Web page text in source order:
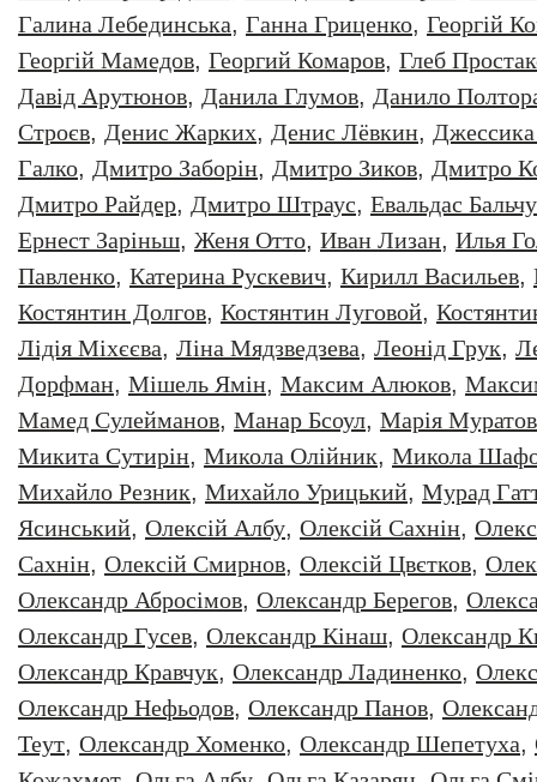
Галина Лебединська, Ганна Гриценко, Георгiй
Георгій Мамедов, Георгий Комаров, Глеб
Давiд Арутюнов, Данила Глумов, Данило
Строєв, Денис Жарких, Денис Лёвкин,
Галко, Дмитро Заборiн, Дмитро Зиков, Дмитро
Дмитро Райдер, Дмитро Штраус, Евальдас
Ернест Заріньш, Женя Отто, Иван Лизан, Илья
Павленко, Катерина Рускевич, Кирилл Васильев,
Костянтин Долгов, Костянтин Луговой,
Лідія Міхєєва, Ліна Мядзведзева, Леонiд Грук,
Дорфман, Мішель Ямін, Максим Алюков,
Мамед Сулейманов, Манар Бсоул, Марія
Микита Сутирін, Микола Олійник, Микола
Михайло Резник, Михайло Урицький, Мурад
Ясинський, Олексiй Албу, Олексiй Сахнiн,
Сахнін, Олексій Смирнов, Олексій Цвєтков,
Олександр Абросімов, Олександр Берегов,
Олександр Гусев, Олександр Кінаш, Олександр
Олександр Кравчук, Олександр Ладиненко,
Олександр Нефьодов, Олександр Панов,
Теут, Олександр Хоменко, Олександр Шепетуха,